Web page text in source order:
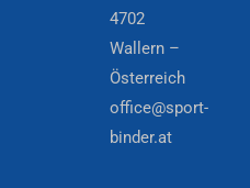
4702
Wallern –
Österreich
office@sport-
binder.at